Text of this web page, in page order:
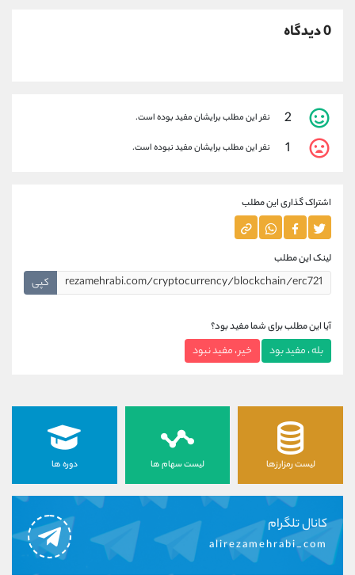
0 دیدگاه
2 نفر این مطلب برایشان مفید بوده است.
1 نفر این مطلب برایشان مفید نبوده است.
اشتراک گذاری این مطلب
لینک این مطلب
کپی
آیا این مطلب برای شما مفید بود؟
بله ، مفید بود خیر ، مفید نبود
لیست رمزارزها لیست سهام ها دوره ها
کانال تلگرام
alirezamehrabi_com